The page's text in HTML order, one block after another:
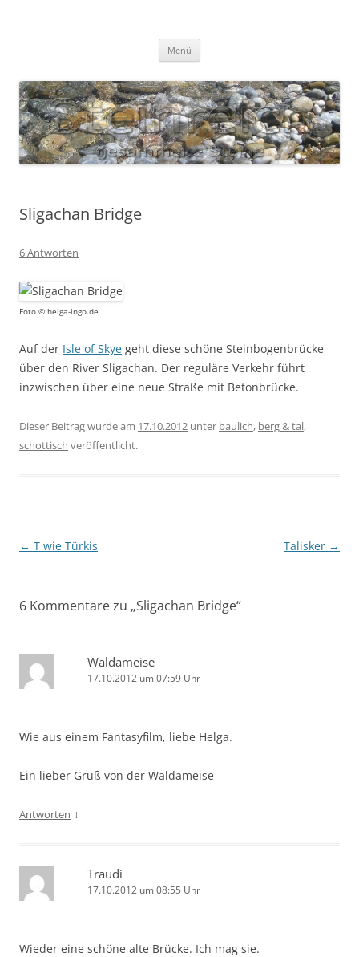
Menü
Sligachan Bridge
6 Antworten
Foto © helga-ingo.de
Auf der Isle of Skye geht diese schöne Steinbogenbrücke
über den River Sligachan. Der reguläre Verkehr führt
inzwischen über eine neue Straße mit Betonbrücke.
Dieser Beitrag wurde am 17.10.2012 unter baulich, berg & tal,
schottisch veröffentlicht.
Beitragsnavigation
← T wie Türkis Talisker →
6 Kommentare zu „Sligachan Bridge“
Waldameise
17.10.2012 um 07:59 Uhr
Wie aus einem Fantasyfilm, liebe Helga.
Ein lieber Gruß von der Waldameise
Antworten ↓
Traudi
17.10.2012 um 08:55 Uhr
Wieder eine schöne alte Brücke. Ich mag sie.